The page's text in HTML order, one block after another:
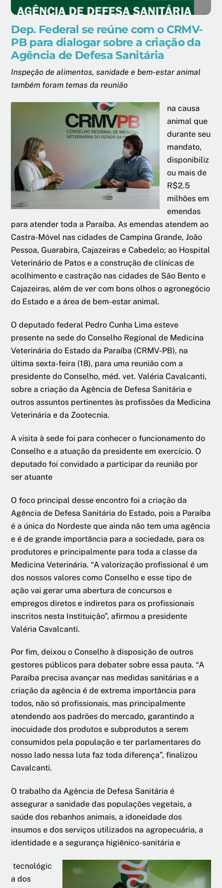
Dep. Federal se reúne com o CRMV-
PB para dialogar sobre a criação da
Agência de Defesa Sanitária
Inspeção de alimentos, sanidade e bem-estar animal
também foram temas da reunião
na causa
animal que
durante seu
mandato,
disponibiliz
ou mais de
R$2.5
milhões em
emendas
para atender toda a Paraíba. As emendas atendem ao
Castra-Móvel nas cidades de Campina Grande, João
Pessoa, Guarabira, Cajazeiras e Cabedelo; ao Hospital
Veterinário de Patos e a construção de clínicas de
acolhimento e castração nas cidades de São Bento e
Cajazeiras, além de ver com bons olhos o agronegócio
do Estado e a área de bem-estar animal.
O deputado federal Pedro Cunha Lima esteve
presente na sede do Conselho Regional de Medicina
Veterinária do Estado da Paraíba (CRMV-PB), na
última sexta-feira (18), para uma reunião com a
presidente do Conselho, méd. vet. Valéria Cavalcanti,
sobre a criação da Agência de Defesa Sanitária e
outros assuntos pertinentes às profissões da Medicina
Veterinária e da Zootecnia.
A visita à sede foi para conhecer o funcionamento do
Conselho e a atuação da presidente em exercício. O
deputado foi convidado a participar da reunião por
ser atuante
O foco principal desse encontro foi a criação da
Agência de Defesa Sanitária do Estado, pois a Paraíba
é a única do Nordeste que ainda não tem uma agência
e é de grande importância para a sociedade, para os
produtores e principalmente para toda a classe da
Medicina Veterinária. “A valorização profissional é um
dos nossos valores como Conselho e esse tipo de
ação vai gerar uma abertura de concursos e
empregos diretos e indiretos para os profissionais
inscritos nesta Instituição”, afirmou a presidente
Valéria Cavalcanti.
Por fim, deixou o Conselho à disposição de outros
gestores públicos para debater sobre essa pauta. “A
Paraíba precisa avançar nas medidas sanitárias e a
criação da agência é de extrema importância para
todos, não só profissionais, mas principalmente
atendendo aos padrões do mercado, garantindo a
inocuidade dos produtos e subprodutos a serem
consumidos pela população e ter parlamentares do
nosso lado nessa luta faz toda diferença”, finalizou
Cavalcanti.
O trabalho da Agência de Defesa Sanitária é
assegurar a sanidade das populações vegetais, a
saúde dos rebanhos animais, a idoneidade dos
insumos e dos serviços utilizados na agropecuária, a
identidade e a segurança higiênico-sanitária e
tecnológic
a dos